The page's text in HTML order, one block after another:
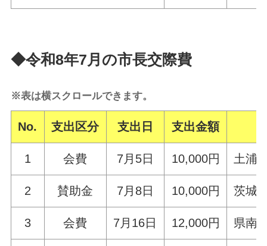
◆令和8年7月の市長交際費
※表は横スクロールできます。
No. 支出区分 支出日 支出金額
1 会費 7月5日 10,000円 土浦
2 賛助金 7月8日 10,000円 茨城
3 会費 7月16日 12,000円 県南